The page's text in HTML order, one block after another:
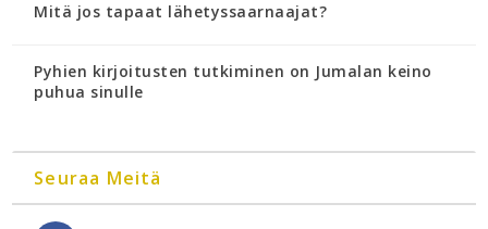
Mitä jos tapaat lähetyssaarnaajat?
Pyhien kirjoitusten tutkiminen on Jumalan keino
puhua sinulle
Seuraa Meitä